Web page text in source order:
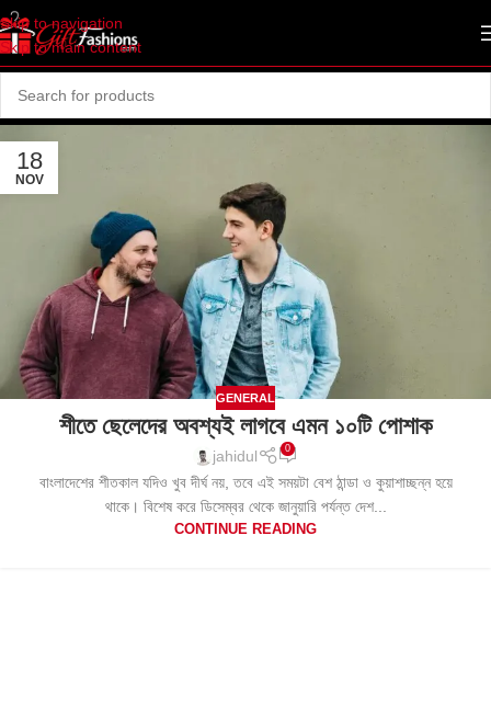
Skip to navigation
Skip to main content
18
NOV
GENERAL
শীতে ছেলেদের অবশ্যই লাগবে এমন ১০টি পোশাক
jahidul 0
বাংলাদেশের শীতকাল যদিও খুব দীর্ঘ নয়, তবে এই সময়টা বেশ ঠান্ডা ও কুয়াশাচ্ছন্ন হয়ে
থাকে। বিশেষ করে ডিসেম্বর থেকে জানুয়ারি পর্যন্ত দেশ...
CONTINUE READING